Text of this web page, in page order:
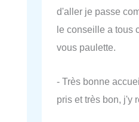
d'aller je passe
le conseille a tous
vous paulette.
- Très bonne
pris et très bon, j'y